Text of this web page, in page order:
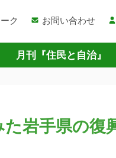
ク お問い合わせ
月刊『住民と自治』
岩手県の復